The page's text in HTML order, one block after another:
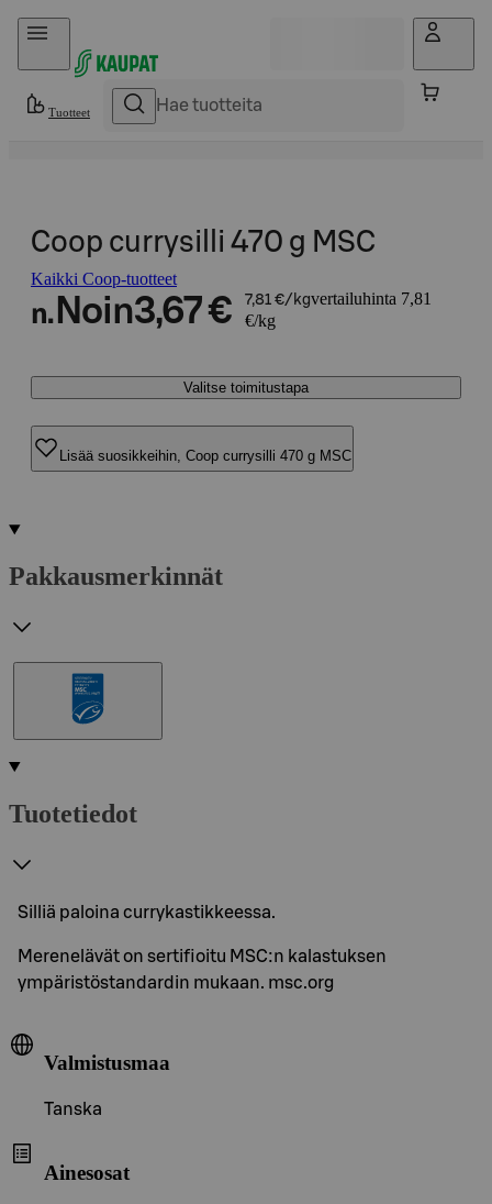
Hyppää sisältöön
Tuotteet
Coop currysilli 470 g MSC
Kaikki Coop-tuotteet
n. Noin3,67 € 7,81 €/kgvertailuhinta 7,81
€/kg
Valitse toimitustapa
Lisää suosikkeihin, Coop currysilli 470 g MSC
Pakkausmerkinnät
Tuotetiedot
Silliä paloina currykastikkeessa.
Merenelävät on sertifioitu MSC:n kalastuksen
ympäristöstandardin mukaan. msc.org
Valmistusmaa
Tanska
Ainesosat